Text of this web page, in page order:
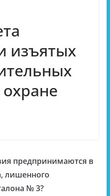
изъятых
предпринимаются в
лишенного
№ 3?